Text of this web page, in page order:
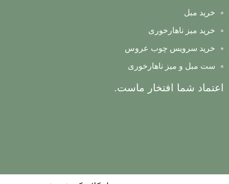
خرید مبل
خرید میز ناهارخوری
خرید سرویس چوب عروس
ست مبل و میز ناهارخوری
اعتماد شما افتخار ماست.